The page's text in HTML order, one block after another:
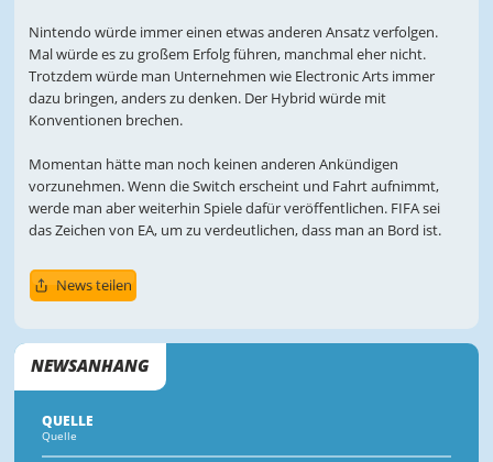
Nintendo würde immer einen etwas anderen Ansatz verfolgen.
Mal würde es zu großem Erfolg führen, manchmal eher nicht.
Trotzdem würde man Unternehmen wie Electronic Arts immer
dazu bringen, anders zu denken. Der Hybrid würde mit
Konventionen brechen.
Momentan hätte man noch keinen anderen Ankündigen
vorzunehmen. Wenn die Switch erscheint und Fahrt aufnimmt,
werde man aber weiterhin Spiele dafür veröffentlichen. FIFA sei
das Zeichen von EA, um zu verdeutlichen, dass man an Bord ist.
News teilen
NEWSANHANG
QUELLE
Quelle